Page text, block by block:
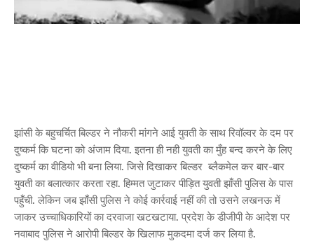
झांसी के बहुचर्चित बिल्डर ने नौकरी मांगने आई युवती के साथ रिवॉल्वर के दम पर
दुष्कर्म कि घटना को अंजाम दिया. इतना ही नही युवती का मुँह बन्द करने के लिए
दुष्कर्म का वीडियो भी बना लिया. जिसे दिखाकर बिल्डर ब्लैकमेल कर बार-बार
युवती का बलात्कार करता रहा. हिम्मत जुटाकर पीड़ित युवती झाँसी पुलिस के पास
पहुँची. लेकिन जब झाँसी पुलिस ने कोई कार्रवाई नहीं की तो उसने लखनऊ में
जाकर उच्चाधिकारियों का दरवाजा खटखटाया. प्रदेश के डीजीपी के आदेश पर
नवाबाद पुलिस ने आरोपी बिल्डर के खिलाफ मुकदमा दर्ज कर लिया है.